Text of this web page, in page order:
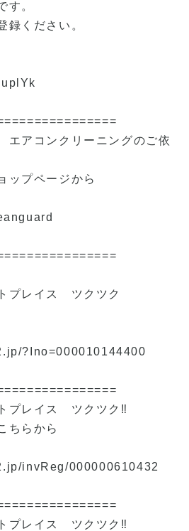
す。
録ください。
エアコンクリーニングのご依
ップページから
プレイス ツクツク
?Ino=000010144400
プレイス ツクツク‼
ちらから
invReg/000000610432
プレイス ツクツク‼